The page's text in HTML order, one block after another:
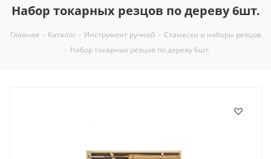
Набор токарных резцов по дереву 6шт.
Главная - Каталог - Инструмент ручной - Стамески и наборы резцов
- Набор токарных резцов по дереву 6шт.